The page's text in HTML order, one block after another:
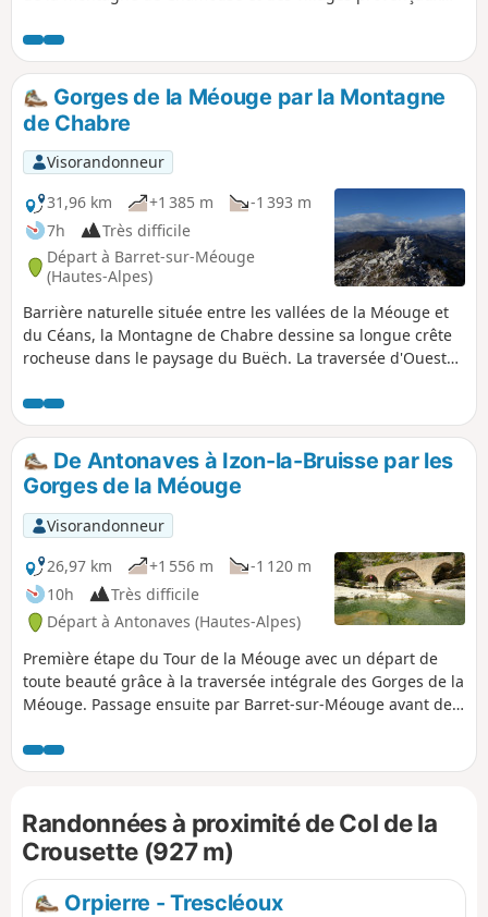
Méouge permet de prendre le pouls du Parc Naturel
Régional des Baronnies Provençales. Peu fréquentée, la
vallée alterne entre champs de lavande et pentes
rocailleuses, forêts de pins sylvestres et sublimes hêtraies,
chemins pastoraux et crêtes aux panoramas exceptionnels.
Gorges de la Méouge par la Montagne
de Chabre
Visorandonneur
31,96 km
+1 385 m
-1 393 m
7h
Très difficile
Départ à Barret-sur-Méouge
(Hautes-Alpes)
Barrière naturelle située entre les vallées de la Méouge et
du Céans, la Montagne de Chabre dessine sa longue crête
rocheuse dans le paysage du Buëch. La traversée d'Ouest
vue sur la Vallée du Buëch, les Baronnies Provençales, le
Dévoluy, les Écrins et les Préalpes. Le retour s'effectue à
travers les Gorges de la Méouge, permettant de profiter du
décor perturbé et tortueux environnant.
De Antonaves à Izon-la-Bruisse par les
Gorges de la Méouge
Visorandonneur
26,97 km
+1 556 m
-1 120 m
10h
Très difficile
Départ à Antonaves (Hautes-Alpes)
Première étape du Tour de la Méouge avec un départ de
toute beauté grâce à la traversée intégrale des Gorges de la
Méouge. Passage ensuite par Barret-sur-Méouge avant de
sur le Dévoluy, les Écrins et le Ventoux. Puis l'on arrive au
hameau perdu d'Izon-la-Bruisse et sa vue spectaculaire.
fortes chaleurs ou de mauvais temps et selon le niveau des
participants) en passant la nuit à la Ferme de l'Ubac, avant
Barret-sur-Méouge.
Randonnées à proximité de Col de la
Crousette (927 m)
Orpierre - Trescléoux